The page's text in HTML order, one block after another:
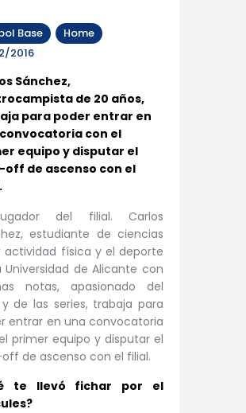
Base
Home
2016
Sánchez,
de 20 años,
para poder entrar en
con el
equipo y disputar el
off de ascenso con el
del filial. Carlos
estudiante de ciencias
actividad física y el deporte
Universidad de Alicante con
notas, apasionado del
de las series, trabaja para
entrar en una convocatoria
primer equipo y disputar el
de ascenso con el filial.
te llevó fichar por el